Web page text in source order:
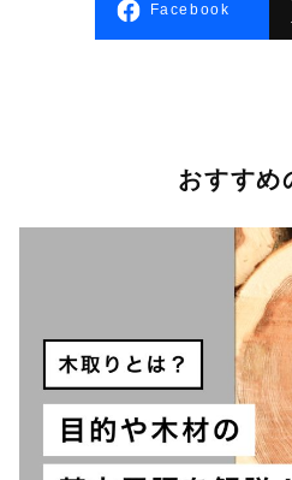
Facebook
おすすめ